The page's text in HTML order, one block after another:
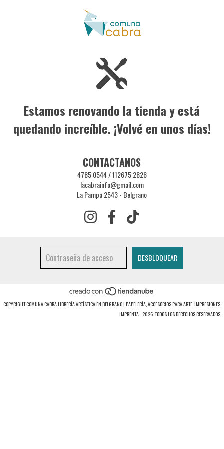
Estamos renovando la tienda y está
quedando increíble. ¡Volvé en unos días!
CONTACTANOS
4785 0544 / 112675 2826
lacabrainfo@gmail.com
La Pampa 2543 - Belgrano
COPYRIGHT COMUNA CABRA LIBRERÍA ARTÍSTICA EN BELGRANO | PAPELERÍA, ACCESORIOS PARA ARTE, IMPRESIONES,
IMPRENTA - 2026. TODOS LOS DERECHOS RESERVADOS.